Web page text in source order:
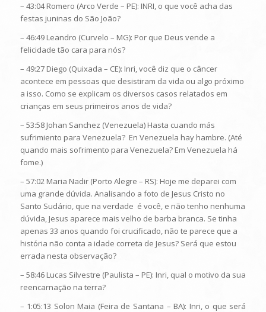
– 43:04 Romero (Arco Verde – PE): INRI, o que você acha das
festas juninas do São João?
– 46:49 Leandro (Curvelo – MG): Por que Deus vende a
felicidade tão cara para nós?
– 49:27 Diego (Quixada – CE): Inri, você diz que o câncer
acontece em pessoas que desistiram da vida ou algo próximo
a isso. Como se explicam os diversos casos relatados em
crianças em seus primeiros anos de vida?
– 53:58 Johan Sanchez (Venezuela) Hasta cuando más
sufrimiento para Venezuela? En Venezuela hay hambre. (Até
quando mais sofrimento para Venezuela? Em Venezuela há
fome.)
– 57:02 Maria Nadir (Porto Alegre – RS): Hoje me deparei com
uma grande dúvida. Analisando a foto de Jesus Cristo no
Santo Sudário, que na verdade é você, e não tenho nenhuma
dúvida, Jesus aparece mais velho de barba branca. Se tinha
apenas 33 anos quando foi crucificado, não te parece que a
história não conta a idade correta de Jesus? Será que estou
errada nesta observação?
– 58:46 Lucas Silvestre (Paulista – PE): Inri, qual o motivo da sua
reencarnação na terra?
– 1:05:13 Solon Maia (Feira de Santana – BA): Inri, o que será